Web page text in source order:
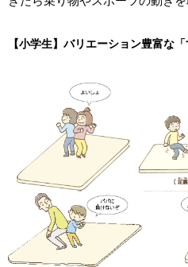
【小学生】バリエーション豊富な「